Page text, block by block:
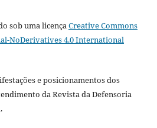
sob uma licençaCreative Commons
NoDerivatives 4.0 International
e posicionamentos dos
da Revista da Defensoria